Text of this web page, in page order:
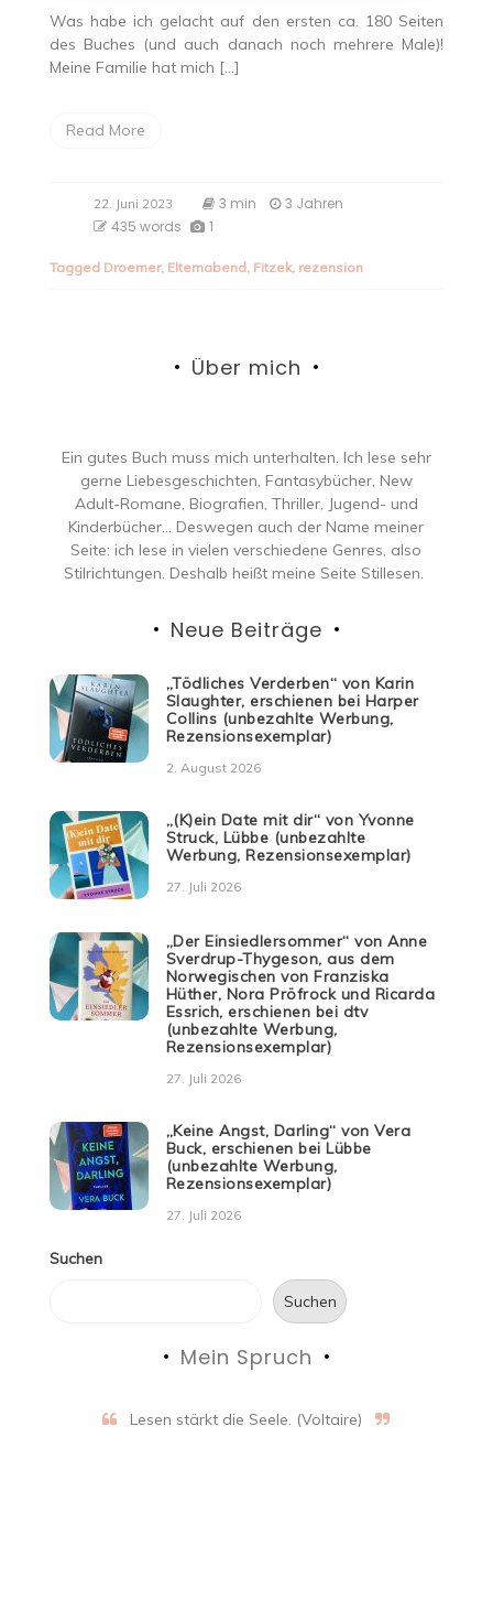
Was habe ich gelacht auf den ersten ca. 180 Seiten
des Buches (und auch danach noch mehrere Male)!
Meine Familie hat mich […]
Read More
22. Juni 2023 3 min
3 Jahren
435 words
1
Tagged Droemer, Elternabend, Fitzek, rezension
Über mich
Ein gutes Buch muss mich unterhalten. Ich lese sehr
gerne Liebesgeschichten, Fantasybücher, New
Adult-Romane, Biografien, Thriller, Jugend- und
Kinderbücher… Deswegen auch der Name meiner
Seite: ich lese in vielen verschiedene Genres, also
Stilrichtungen. Deshalb heißt meine Seite Stillesen.
Neue Beiträge
„Tödliches Verderben“ von Karin
Slaughter, erschienen bei Harper
Collins (unbezahlte Werbung,
Rezensionsexemplar)
2. August 2026
„(K)ein Date mit dir“ von Yvonne
Struck, Lübbe (unbezahlte
Werbung, Rezensionsexemplar)
27. Juli 2026
„Der Einsiedlersommer“ von Anne
Sverdrup-Thygeson, aus dem
Norwegischen von Franziska
Hüther, Nora Pröfrock und Ricarda
Essrich, erschienen bei dtv
(unbezahlte Werbung,
Rezensionsexemplar)
27. Juli 2026
„Keine Angst, Darling“ von Vera
Buck, erschienen bei Lübbe
(unbezahlte Werbung,
Rezensionsexemplar)
27. Juli 2026
Suchen
Suchen
Mein Spruch
Lesen stärkt die Seele. (Voltaire)